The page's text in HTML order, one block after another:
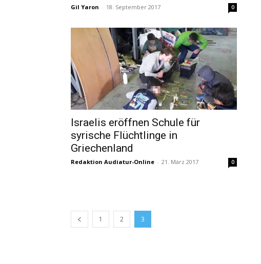
Gil Yaron - 18. September 2017 0
Israelis eröffnen Schule für
syrische Flüchtlinge in
Griechenland
Redaktion Audiatur-Online - 21. März 2017 0
1 2 3